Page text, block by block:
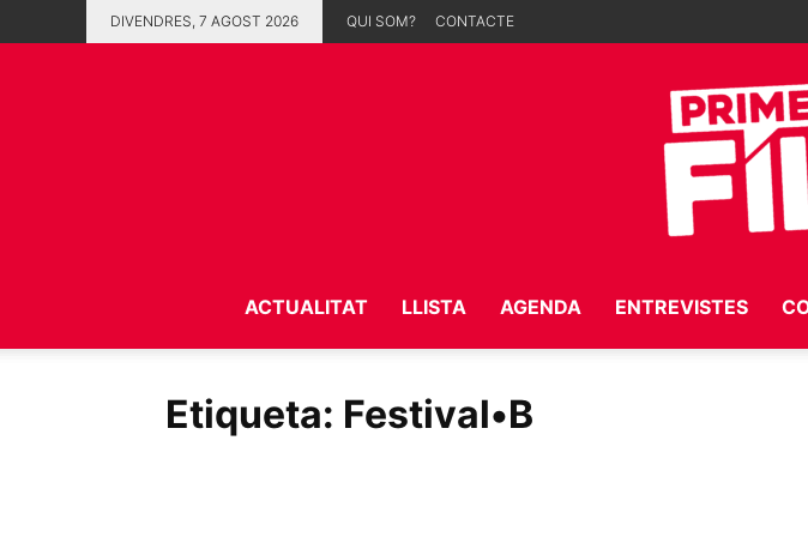
DIVENDRES, 7 AGOST 2026 QUI SOM? CONTACTE
ACTUALITAT LLISTA AGENDA ENTREVISTES
Etiqueta: Festival•B